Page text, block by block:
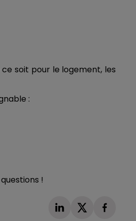
ce soit pour le logement, les
:
!